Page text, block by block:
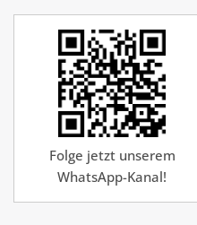
Folge jetzt unserem
WhatsApp-Kanal!